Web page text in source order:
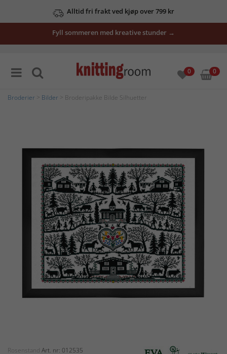
Alltid fri frakt ved kjøp over 799 kr
Fyll sommeren med kreative stunder →
0 0
Broderier Bilder > Broderipakke Bilde Silhuetter
Rosenstand Art. nr: 012535